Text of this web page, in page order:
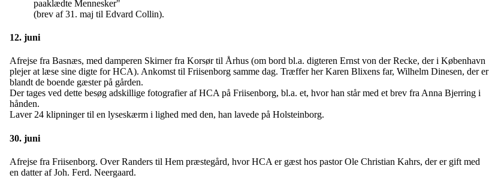
paaklædte Mennesker"
(brev af 31. maj til Edvard Collin).
12. juni
Afrejse fra Basnæs, med damperen Skirner fra Korsør til Århus (om bord bl.a. digteren Ernst von der Recke, der i København
plejer at læse sine digte for HCA). Ankomst til Friisenborg samme dag. Træffer her Karen Blixens far, Wilhelm Dinesen, der er
blandt de boende gæster på gården.
Der tages ved dette besøg adskillige fotografier af HCA på Friisenborg, bl.a. et, hvor han står med et brev fra Anna Bjerring i
hånden.
Laver 24 klipninger til en lyseskærm i lighed med den, han lavede på Holsteinborg.
30. juni
Afrejse fra Friisenborg. Over Randers til Hem præstegård, hvor HCA er gæst hos pastor Ole Christian Kahrs, der er gift med
en datter af Joh. Ferd. Neergaard.